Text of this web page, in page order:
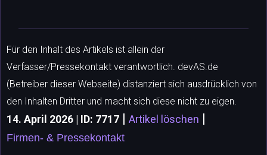
Für den Inhalt des Artikels ist allein der
Verfasser/Pressekontakt verantwortlich. devAS.de
(Betreiber dieser Webseite) distanziert sich ausdrücklich von
den Inhalten Dritter und macht sich diese nicht zu eigen.
14. April 2026 | ID: 7717 | Artikel löschen |
Firmen- & Pressekontakt